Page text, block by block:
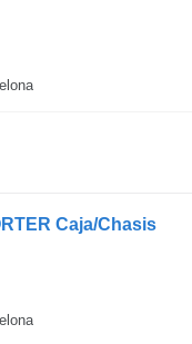
Caja/Chasis